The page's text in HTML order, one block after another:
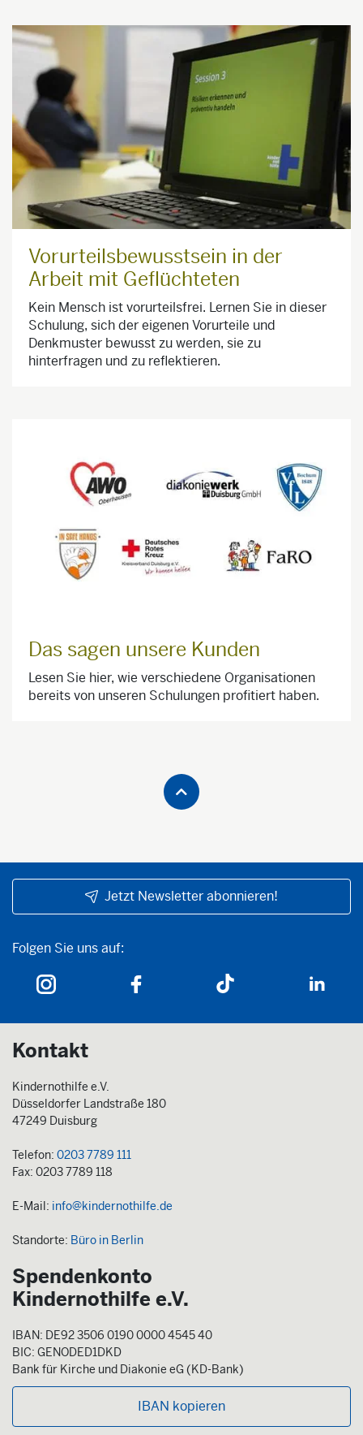
Vorurteilsbewusstsein in der
Arbeit mit Geflüchteten
Kein Mensch ist vorurteilsfrei. Lernen Sie in dieser
Schulung, sich der eigenen Vorurteile und
Denkmuster bewusst zu werden, sie zu
hinterfragen und zu reflektieren.
Das sagen unsere Kunden
Lesen Sie hier, wie verschiedene Organisationen
bereits von unseren Schulungen profitiert haben.
Jetzt Newsletter abonnieren!
Folgen Sie uns auf:
Folgen Sie uns auf:
Kontakt
Kindernothilfe e.V.
Düsseldorfer Landstraße 180
47249 Duisburg
Telefon: 0203 7789 111
Fax: 0203 7789 118
E-Mail: info@kindernothilfe.de
Standorte: Büro in Berlin
Spendenkonto
Kindernothilfe e.V.
IBAN: DE92 3506 0190 0000 4545 40
BIC: GENODED1DKD
Bank für Kirche und Diakonie eG (KD-Bank)
IBAN kopieren